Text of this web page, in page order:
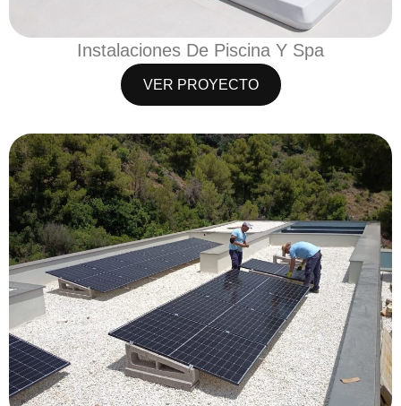
Instalaciones De Piscina Y Spa
VER PROYECTO